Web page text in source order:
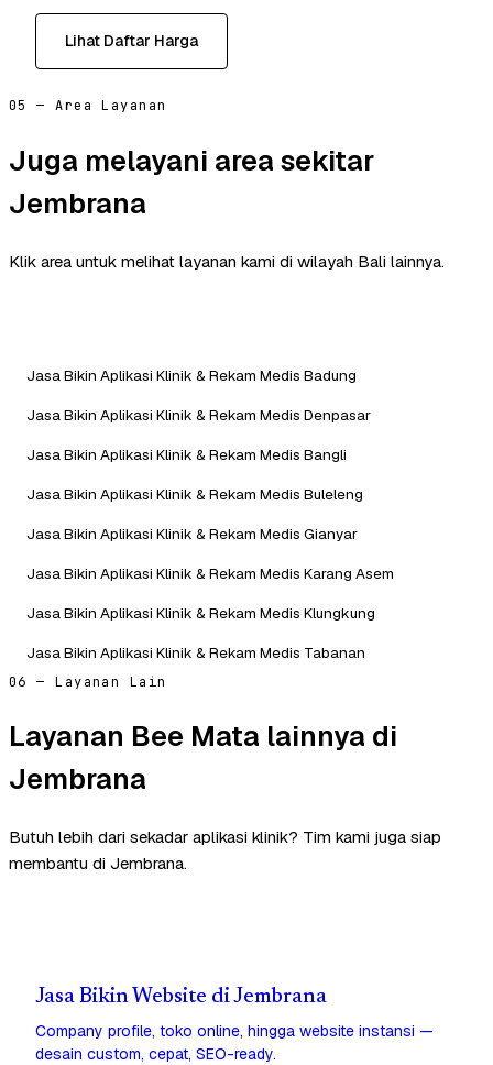
Lihat Daftar Harga
05 — Area Layanan
Juga melayani area sekitar
Jembrana
Klik area untuk melihat layanan kami di wilayah Bali lainnya.
Jasa Bikin Aplikasi Klinik & Rekam Medis Badung
Jasa Bikin Aplikasi Klinik & Rekam Medis Denpasar
Jasa Bikin Aplikasi Klinik & Rekam Medis Bangli
Jasa Bikin Aplikasi Klinik & Rekam Medis Buleleng
Jasa Bikin Aplikasi Klinik & Rekam Medis Gianyar
Jasa Bikin Aplikasi Klinik & Rekam Medis Karang Asem
Jasa Bikin Aplikasi Klinik & Rekam Medis Klungkung
Jasa Bikin Aplikasi Klinik & Rekam Medis Tabanan
06 — Layanan Lain
Layanan Bee Mata lainnya di
Jembrana
Butuh lebih dari sekadar aplikasi klinik? Tim kami juga siap
membantu di Jembrana.
Jasa Bikin Website di Jembrana
Company profile, toko online, hingga website instansi —
desain custom, cepat, SEO-ready.